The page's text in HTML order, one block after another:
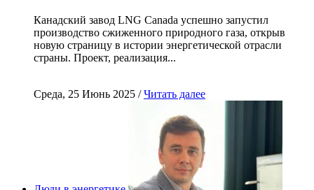
Канадский завод LNG Canada успешно запустил
производство сжиженного природного газа, открыв
новую страницу в истории энергетической отрасли
страны. Проект, реализация...
Среда, 25 Июнь 2025 /Читать далее